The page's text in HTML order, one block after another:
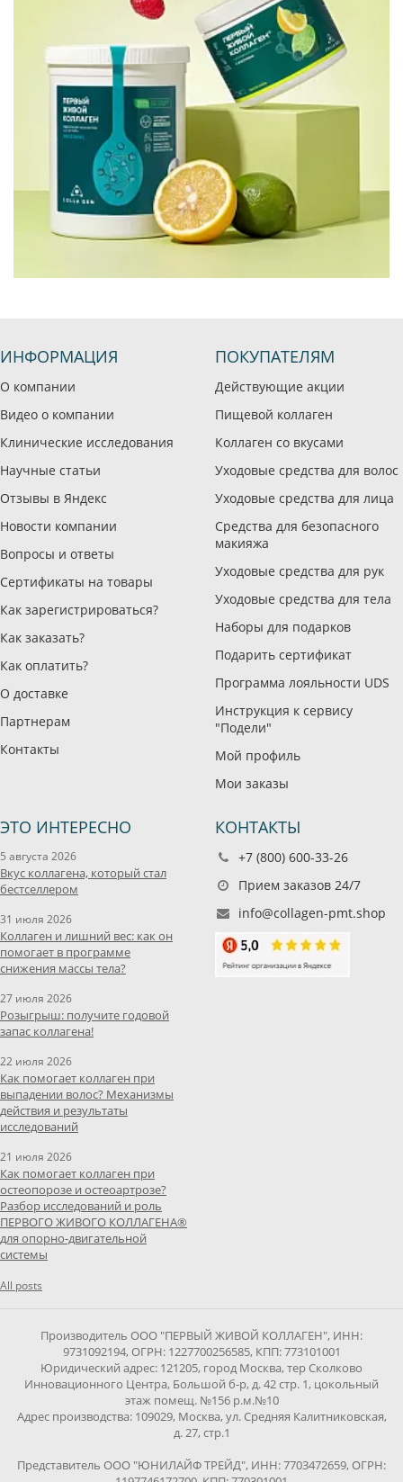
ИНФОРМАЦИЯ
О компании
Видео о компании
Клинические исследования
Научные статьи
Отзывы в Яндекс
Новости компании
Вопросы и ответы
Сертификаты на товары
Как зарегистрироваться?
Как заказать?
Как оплатить?
О доставке
Партнерам
Контакты
ПОКУПАТЕЛЯМ
Действующие акции
Пищевой коллаген
Коллаген со вкусами
Уходовые средства для волос
Уходовые средства для лица
Средства для безопасного
макияжа
Уходовые средства для рук
Уходовые средства для тела
Наборы для подарков
Подарить сертификат
Программа лояльности UDS
Инструкция к сервису
"Подели"
Мой профиль
Мои заказы
ЭТО ИНТЕРЕСНО
5 августа 2026
Вкус коллагена, который стал
бестселлером
31 июля 2026
Коллаген и лишний вес: как он
помогает в программе
снижения массы тела?
27 июля 2026
Розыгрыш: получите годовой
запас коллагена!
22 июля 2026
Как помогает коллаген при
выпадении волос? Механизмы
действия и результаты
исследований
21 июля 2026
Как помогает коллаген при
остеопорозе и остеоартрозе?
Разбор исследований и роль
ПЕРВОГО ЖИВОГО КОЛЛАГЕНА®
для опорно-двигательной
системы
All posts
КОНТАКТЫ
+7 (800) 600-33-26
Прием заказов 24/7
info@collagen-pmt.shop
Производитель ООО "ПЕРВЫЙ ЖИВОЙ КОЛЛАГЕН", ИНН:
9731092194, ОГРН: 1227700256585, КПП: 773101001
Юридический адрес: 121205, город Москва, тер Сколково
Инновационного Центра, Большой б-р, д. 42 стр. 1, цокольный
этаж помещ. №156 р.м.№10
Адрес производства: 109029, Москва, ул. Средняя Калитниковская,
д. 27, стр.1
Представитель ООО "ЮНИЛАЙФ ТРЕЙД", ИНН: 7703472659, ОГРН: